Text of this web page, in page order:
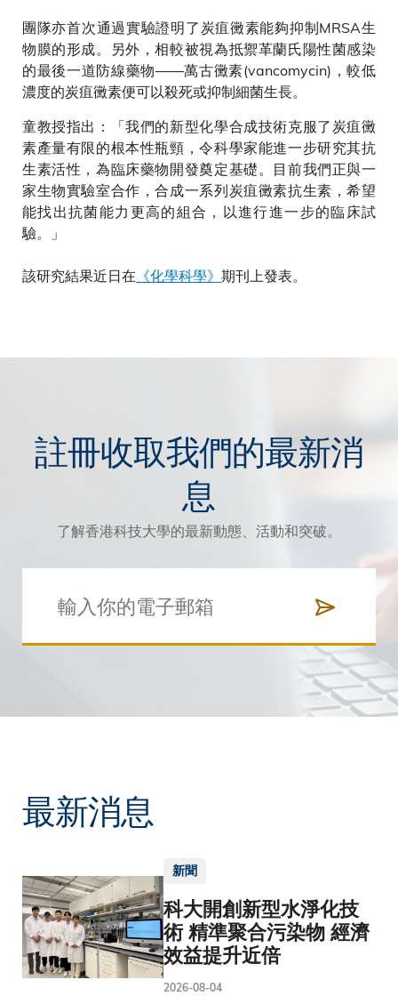
團隊亦首次通過實驗證明了炭疽黴素能夠抑制MRSA生
物膜的形成。另外，相較被視為抵禦革蘭氏陽性菌感染
的最後一道防線藥物——萬古黴素(vancomycin)，較低
濃度的炭疽黴素便可以殺死或抑制細菌生長。
童教授指出：「我們的新型化學合成技術克服了炭疽黴
素產量有限的根本性瓶頸，令科學家能進一步研究其抗
生素活性，為臨床藥物開發奠定基礎。目前我們正與一
家生物實驗室合作，合成一系列炭疽黴素抗生素，希望
能找出抗菌能力更高的組合，以進行進一步的臨床試
驗。」
該研究結果近日在 《化學科學》 期刊上發表。
註冊收取我們的最新消
息
了解香港科技大學的最新動態、活動和突破。
最新消息
新聞
科大開創新型水淨化技
術 精準聚合污染物 經濟
效益提升近倍
2026-08-04